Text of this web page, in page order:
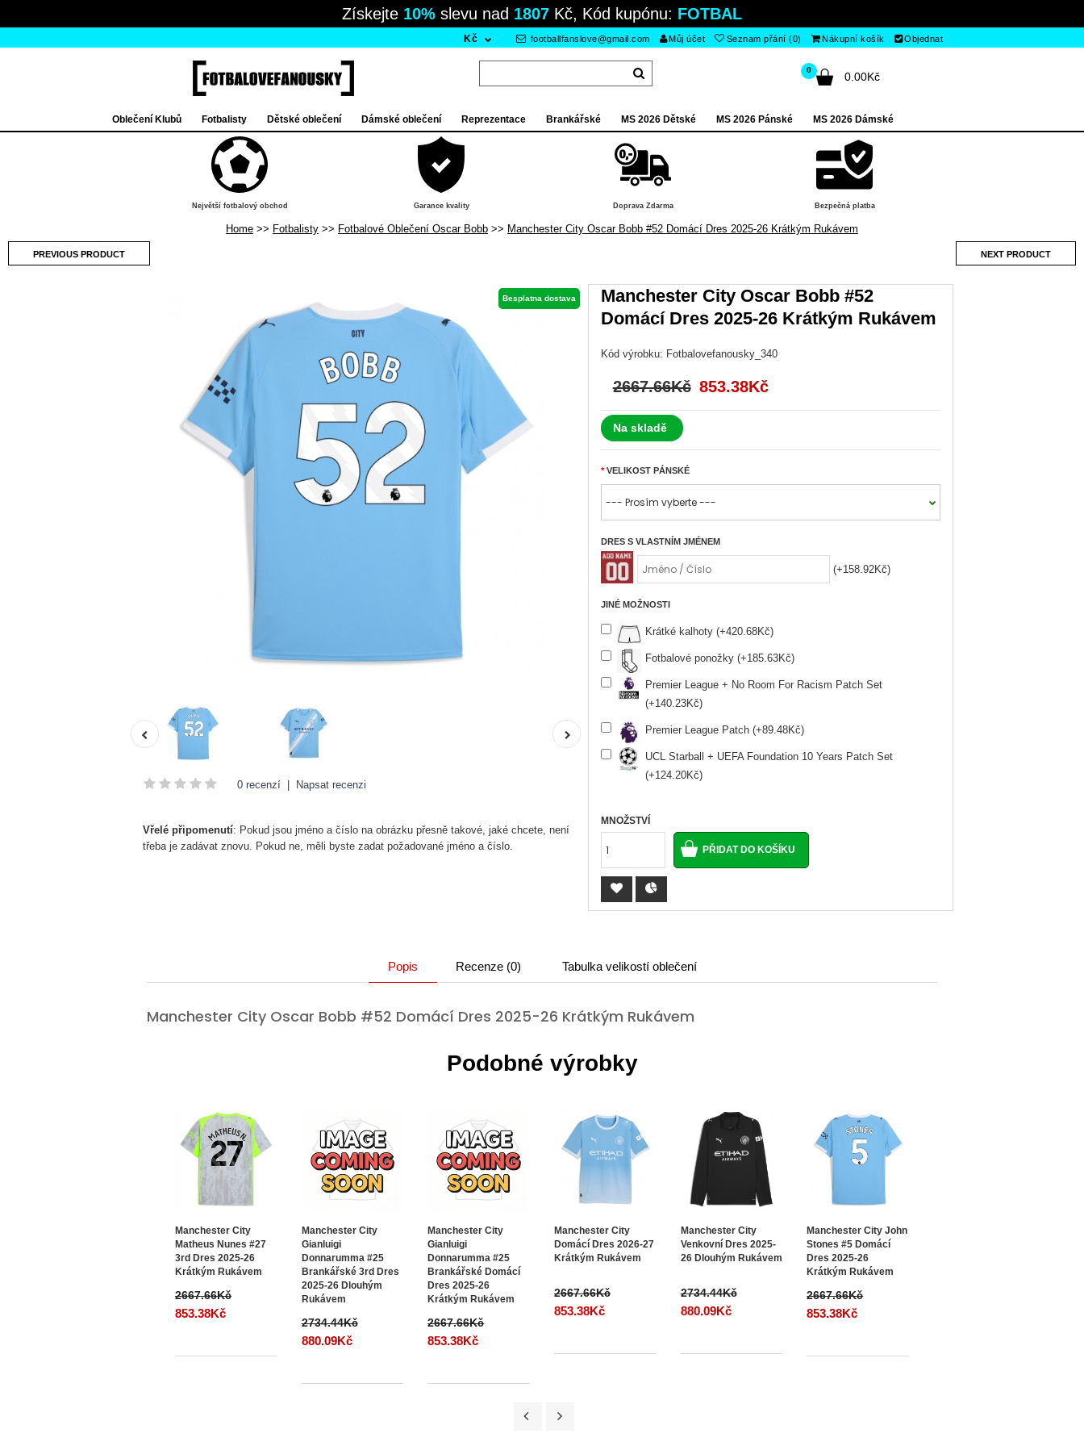
Získejte 10% slevu nad 1807 Kč, Kód kupónu: FOTBAL
Kč footballfanslove@gmail.com Můj účet Seznam přání (0) Nákupní košík Objednat
0
0.00Kč
Oblečení Klubů Fotbalisty Dětské oblečení Dámské oblečení Reprezentace Brankářské MS 2026 Dětské MS 2026 Pánské MS 2026 Dámské
Největší fotbalový obchod Garance kvality Doprava Zdarma Bezpečná platba
Home Fotbalisty Fotbalové Oblečení Oscar Bobb Manchester City Oscar Bobb #52 Domácí Dres 2025-26 Krátkým Rukávem
PREVIOUS PRODUCT NEXT PRODUCT
Besplatna dostava
0 recenzí Napsat recenzi
Vřelé připomenutí: Pokud jsou jméno a číslo na obrázku přesně takové, jaké chcete, není
třeba je zadávat znovu. Pokud ne, měli byste zadat požadované jméno a číslo.
Manchester City Oscar Bobb #52
Domácí Dres 2025-26 Krátkým Rukávem
Kód výrobku: Fotbalovefanousky_340
2667.66Kč 853.38Kč
Na skladě
VELIKOST PÁNSKÉ
DRES S VLASTNÍM JMÉNEM
(+158.92Kč)
JINÉ MOŽNOSTI
Krátké kalhoty (+420.68Kč)
Fotbalové ponožky (+185.63Kč)
Premier League + No Room For Racism Patch Set
(+140.23Kč)
Premier League Patch (+89.48Kč)
UCL Starball + UEFA Foundation 10 Years Patch Set
(+124.20Kč)
MNOŽSTVÍ
Popis Recenze (0) Tabulka velikostí oblečení
Manchester City Oscar Bobb #52 Domácí Dres 2025-26 Krátkým Rukávem
Podobné výrobky
Manchester City
Matheus Nunes #27
3rd Dres 2025-26
Krátkým Rukávem
2667.66Kč
853.38Kč
Manchester City
Gianluigi
Donnarumma #25
Brankářské 3rd Dres
2025-26 Dlouhým
Rukávem
2734.44Kč
880.09Kč
Manchester City
Gianluigi
Donnarumma #25
Brankářské Domácí
Dres 2025-26
Krátkým Rukávem
2667.66Kč
853.38Kč
Manchester City
Domácí Dres 2026-27
Krátkým Rukávem
2667.66Kč
853.38Kč
Manchester City
Venkovní Dres 2025-
26 Dlouhým Rukávem
2734.44Kč
880.09Kč
Manchester City John
Stones #5 Domácí
Dres 2025-26
Krátkým Rukávem
2667.66Kč
853.38Kč